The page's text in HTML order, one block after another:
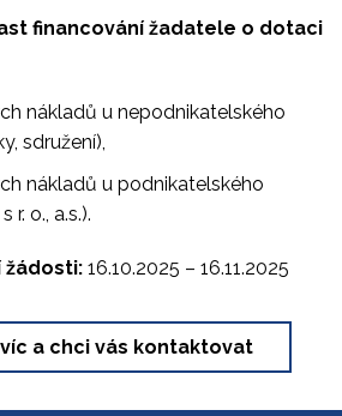
financování žadatele o dotaci
nákladů u nepodnikatelského
sdružení),
nákladů u podnikatelského
r. o., a.s.).
žádosti: 16.10.2025 – 16.11.2025
a chci vás kontaktovat